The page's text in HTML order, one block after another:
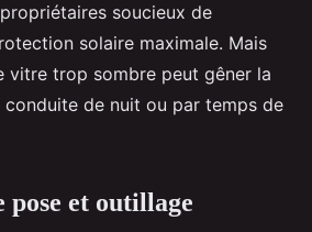
soucieux de
solaire maximale. Mais
vitre trop sombre peut gêner la
de nuit ou par temps de
pose et outillage